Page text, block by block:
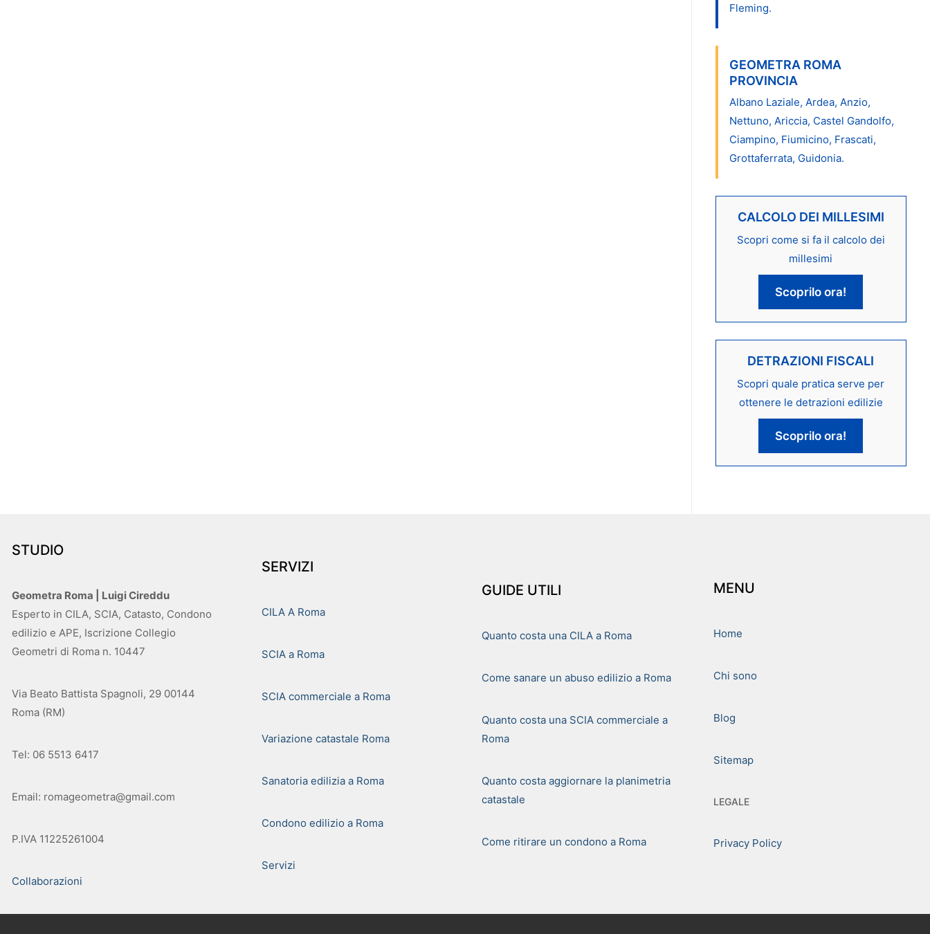
Fleming.
GEOMETRA ROMA
PROVINCIA
Albano Laziale, Ardea, Anzio,
Nettuno, Ariccia, Castel Gandolfo,
Ciampino, Fiumicino, Frascati,
Grottaferrata, Guidonia.
CALCOLO DEI MILLESIMI
Scopri come si fa il calcolo dei
millesimi
Scoprilo ora!
DETRAZIONI FISCALI
Scopri quale pratica serve per
ottenere le detrazioni edilizie
Scoprilo ora!
STUDIO
Geometra Roma | Luigi Cireddu
Esperto in CILA, SCIA, Catasto, Condono
edilizio e APE, Iscrizione Collegio
Geometri di Roma n. 10447
Via Beato Battista Spagnoli, 29 00144
Roma (RM)
Tel: 06 5513 6417
Email: romageometra@gmail.com
P.IVA 11225261004
Collaborazioni
SERVIZI
CILA A Roma
SCIA a Roma
SCIA commerciale a Roma
Variazione catastale Roma
Sanatoria edilizia a Roma
Condono edilizio a Roma
Servizi
GUIDE UTILI
Quanto costa una CILA a Roma
Come sanare un abuso edilizio a Roma
Quanto costa una SCIA commerciale a
Roma
Quanto costa aggiornare la planimetria
catastale
Come ritirare un condono a Roma
MENU
Home
Chi sono
Blog
Sitemap
LEGALE
Privacy Policy